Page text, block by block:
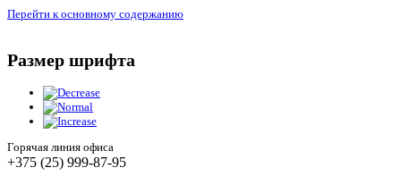
Перейти к основному содержанию
Размер шрифта
Горячая линия офиса
+375 (25) 999-87-95